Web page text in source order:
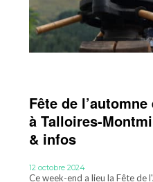
Fête de
à Talloires-
& infos
12 octobre 2024
Ce week-end a lieu la Fête